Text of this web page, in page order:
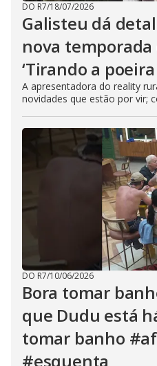
DO R7/18/07/2026
Galisteu dá
nova temporada
‘Tirando a
A apresentadora do reality
novidades que estão por vir;
DO R7/10/06/2026
Bora tomar
que Dudu está
tomar banho
#esquenta